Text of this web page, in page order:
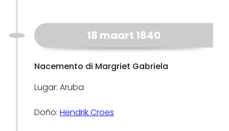
18 maart 1840
Nacemento di Margriet Gabriela
Lugar: Aruba
Doño:Hendrik Croes